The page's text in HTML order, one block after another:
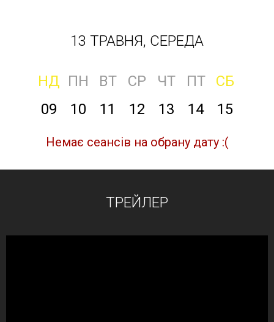
13 ТРАВНЯ, СЕРЕДА
НД ПН ВТ СР ЧТ ПТ
СБ
09
10 11 12 13 14 15
Немає сеансів на обрану дату :(
ТРЕЙЛЕР